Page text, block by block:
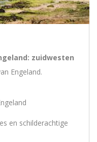
zuidwesten
Engeland.
en schilderachtige